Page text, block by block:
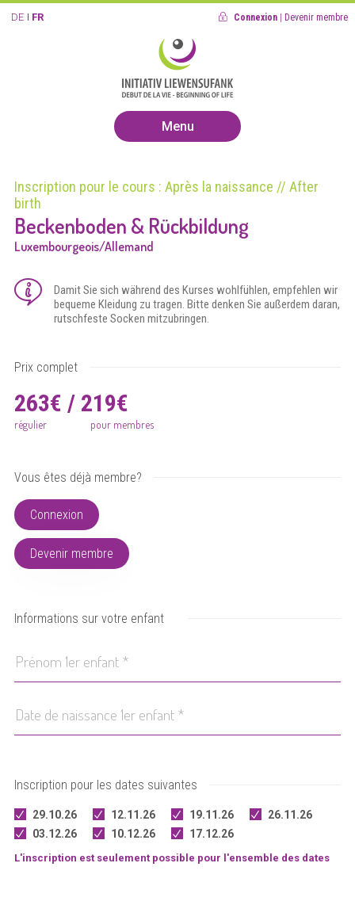
DE FR Connexion Devenir membre
Menu
Inscription pour le cours : Après la naissance // After
birth
Beckenboden & Rückbildung
Luxembourgeois/Allemand
Damit Sie sich während des Kurses wohlfühlen, empfehlen wir
bequeme Kleidung zu tragen. Bitte denken Sie außerdem daran,
rutschfeste Socken mitzubringen.
Prix complet
263€ / 219€
régulier pour membres
Vous êtes déjà membre?
Connexion
Devenir membre
Informations sur votre enfant
Inscription pour les dates suivantes
29.10.26 12.11.26 19.11.26
26.11.26
03.12.26
10.12.26 17.12.26
L'inscription est seulement possible pour l'ensemble des dates